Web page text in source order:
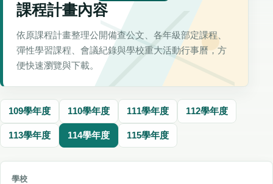
課程計畫內容
依原課程計畫整理公開備查公文、各年級部定課程、
彈性學習課程、會議紀錄與學校重大活動行事曆，方
便快速瀏覽與下載。
109學年度 110學年度 111學年度 112學年度
113學年度 114學年度 115學年度
學校